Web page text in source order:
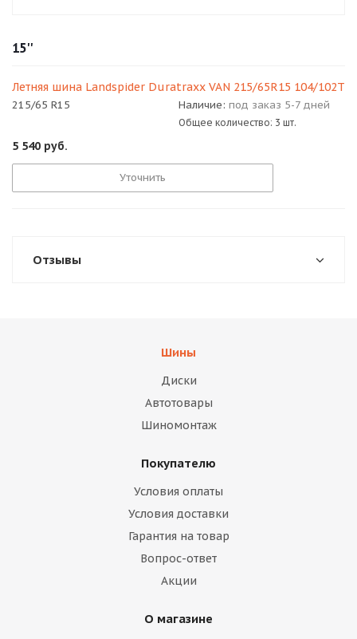
15''
Летняя шина Landspider Duratraxx VAN 215/65R15 104/102T
215/65 R15 Наличие: под заказ 5-7 дней
Общее количество: 3 шт.
5 540 руб.
Уточнить
Отзывы
Шины
Диски
Автотовары
Шиномонтаж
Покупателю
Условия оплаты
Условия доставки
Гарантия на товар
Вопрос-ответ
Акции
О магазине